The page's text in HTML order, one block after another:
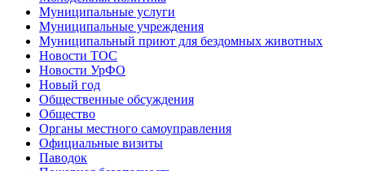
Муниципальные услуги
Муниципальные учреждения
Муниципальный приют для бездомных животных
Новости ТОС
Новости УрФО
Новый год
Общественные обсуждения
Общество
Органы местного самоуправления
Официальные визиты
Паводок